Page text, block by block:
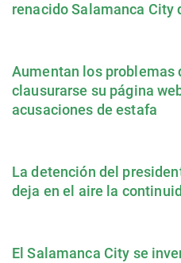
renacido Salamanca
Aumentan los problemas
clausurarse su página
acusaciones de estafa
La detención del
deja en el aire la
El Salamanca City se